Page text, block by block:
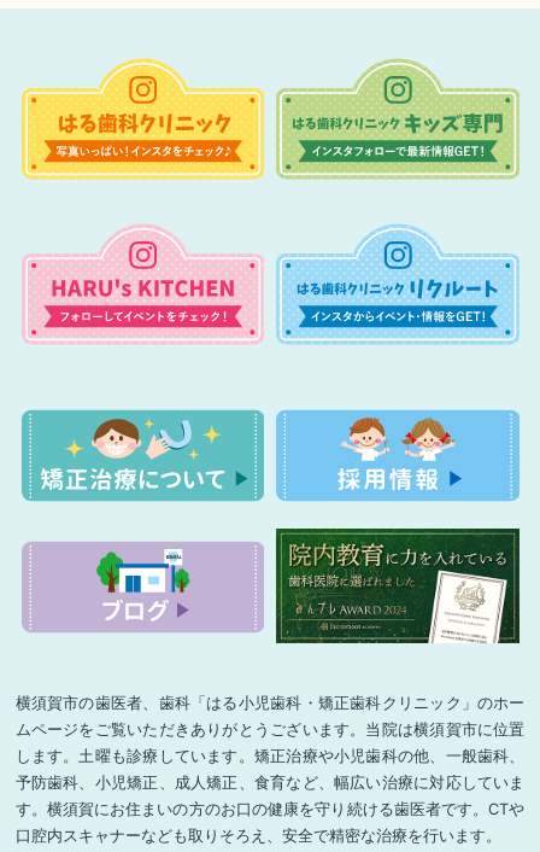
横須賀市の歯医者、歯科「はる小児歯科・矯正歯科クリニック」のホー
ムページをご覧いただきありがとうございます。当院は横須賀市に位置
します。土曜も診療しています。矯正治療や小児歯科の他、一般歯科、
予防歯科、小児矯正、成人矯正、食育など、幅広い治療に対応していま
す。横須賀にお住まいの方のお口の健康を守り続ける歯医者です。CTや
口腔内スキャナーなども取りそろえ、安全で精密な治療を行います。